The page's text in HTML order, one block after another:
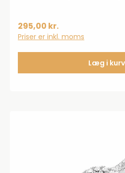
295,00 kr.
Priser er inkl. moms
Læg i